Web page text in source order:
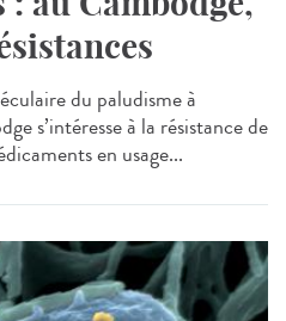
du paludisme à
s’intéresse à la résistance de
en usage...